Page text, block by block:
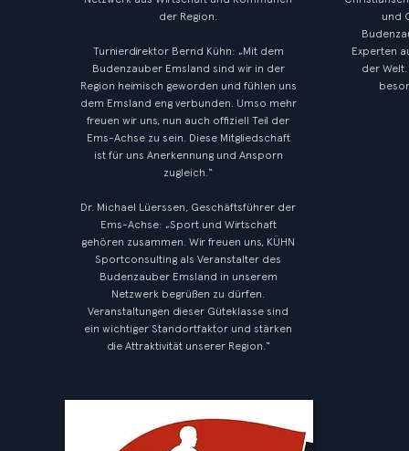
der Region.
Turnierdirektor Bernd Kühn: „Mit dem
Budenzauber Emsland sind wir in der
Region heimisch geworden und fühlen uns
dem Emsland eng verbunden. Umso mehr
freuen wir uns, nun auch offiziell Teil der
Ems-Achse zu sein. Diese Mitgliedschaft
ist für uns Anerkennung und Ansporn
zugleich.“
Dr. Michael Lüerssen, Geschäftsführer der
Ems-Achse: „Sport und Wirtschaft
gehören zusammen. Wir freuen uns, KÜHN
Sportconsulting als Veranstalter des
Budenzauber Emsland in unserem
Netzwerk begrüßen zu dürfen.
Veranstaltungen dieser Güteklasse sind
ein wichtiger Standortfaktor und stärken
die Attraktivität unserer Region.“
und
Experten
der